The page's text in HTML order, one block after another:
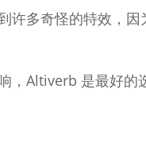
许多奇怪的特效，
，Altiverb 是最好的